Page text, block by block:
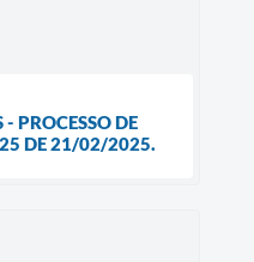
- PROCESSO DE
DE 21/02/2025.